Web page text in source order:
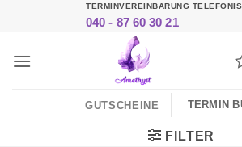
TERMINVEREINBARUNG
040 - 87 60 30 21
GUTSCHEINE TERMIN
FILTER